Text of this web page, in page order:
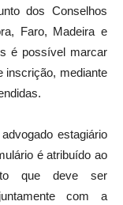
dos Conselhos
Faro, Madeira e
é possível marcar
inscrição, mediante
estagiário
é atribuído ao
que deve ser
com a